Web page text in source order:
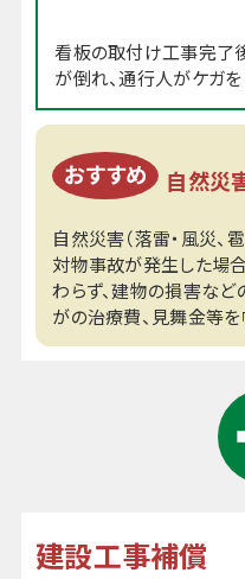
看板の取付け工事完了
が倒れ、通行人がケガを
自然災
自然災害（落雷・風災、雹
対物事故が発生した場
わらず、建物の損害な
がの治療費、見舞金等を
建設工事補償